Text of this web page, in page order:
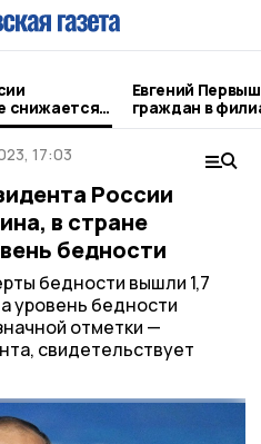
Евгений Первышов
граждан в
Отечества»
17:03
России
в стране
бедности
бедности вышли 1,7
уровень бедности
отметки —
свидетельствует